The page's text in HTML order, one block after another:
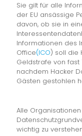
Sie gilt für alle
der EU ansässige
davon, ob sie in
Informationen des
Office(ICO) soll die
Geldstrafe von fast
nachdem Hacker
Gästen gestohlen
Alle
wichtig zu